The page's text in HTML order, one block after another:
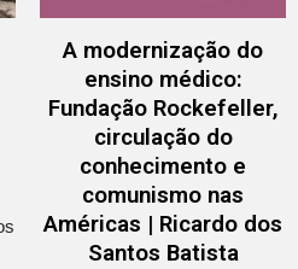
A modernização do
ensino médico:
Fundação Rockefeller,
circulação do
conhecimento e
comunismo nas
Américas | Ricardo dos
Santos Batista